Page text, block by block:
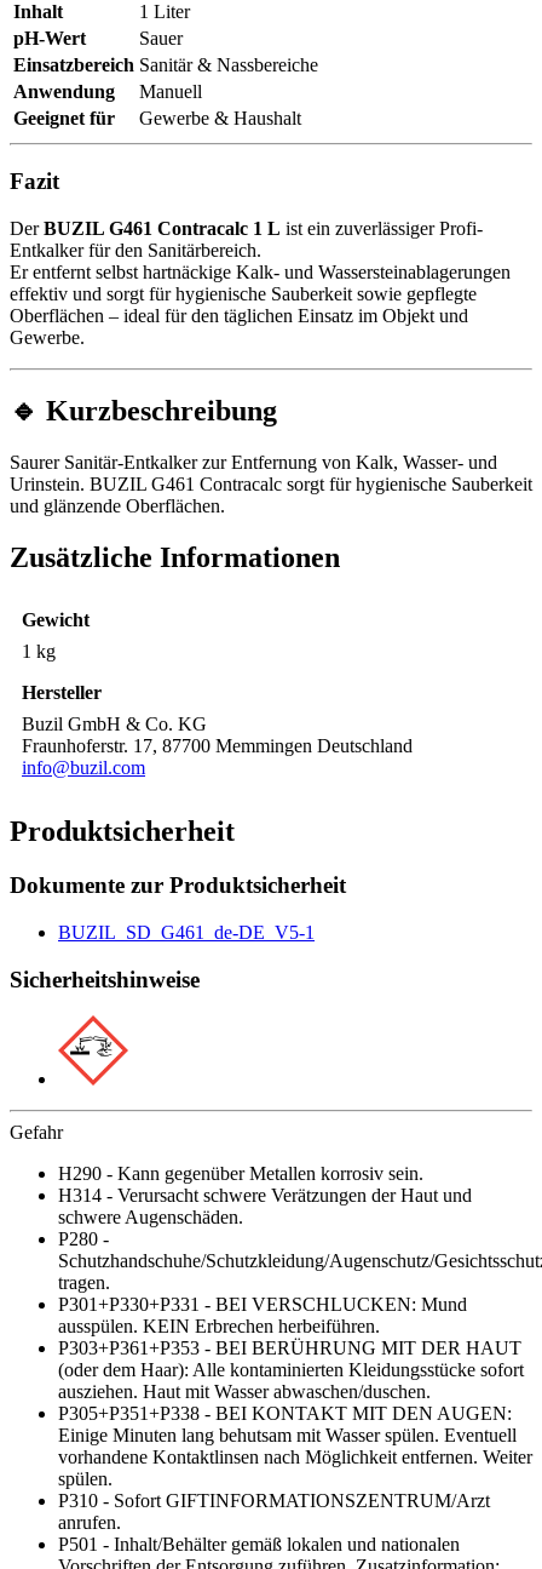
Inhalt
1 Liter
pH-Wert
Sauer
Einsatzbereich Sanitär & Nassbereiche
Anwendung
Manuell
Geeignet für
Gewerbe & Haushalt
Fazit
DerBUZIL G461 Contracalc 1 L ist ein zuverlässiger Profi-
Entkalker für den Sanitärbereich.
Er entfernt selbst hartnäckige Kalk- und Wassersteinablagerungen
effektiv und sorgt für hygienische Sauberkeit sowie gepflegte
Oberflächen – ideal für den täglichen Einsatz im Objekt und
Gewerbe.
🔹 Kurzbeschreibung
Saurer Sanitär-Entkalker zur Entfernung von Kalk, Wasser- und
Urinstein. BUZIL G461 Contracalc sorgt für hygienische Sauberkeit
und glänzende Oberflächen.
Zusätzliche Informationen
Gewicht
1 kg
Hersteller
Buzil GmbH & Co. KG
Fraunhoferstr. 17, 87700 Memmingen Deutschland
info@buzil.com
Produktsicherheit
Dokumente zur Produktsicherheit
BUZIL_SD_G461_de-DE_V5-1
Sicherheitshinweise
Gefahr
H290 - Kann gegenüber Metallen korrosiv sein.
H314 - Verursacht schwere Verätzungen der Haut und
schwere Augenschäden.
P280 -
Schutzhandschuhe/Schutzkleidung/Augenschutz/
tragen.
P301+P330+P331 - BEI VERSCHLUCKEN: Mund
ausspülen. KEIN Erbrechen herbeiführen.
P303+P361+P353 - BEI BERÜHRUNG MIT DER HAUT
(oder dem Haar): Alle kontaminierten Kleidungsstücke sofort
ausziehen. Haut mit Wasser abwaschen/duschen.
P305+P351+P338 - BEI KONTAKT MIT DEN AUGEN:
Einige Minuten lang behutsam mit Wasser spülen. Eventuell
vorhandene Kontaktlinsen nach Möglichkeit entfernen. Weiter
spülen.
P310 - Sofort GIFTINFORMATIONSZENTRUM/Arzt
anrufen.
P501 - Inhalt/Behälter gemäß lokalen und nationalen